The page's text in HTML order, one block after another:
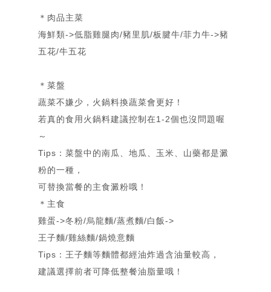
首頁
關「余」
Blog
Gallery
簡歷
Resume
Contact
＊ 肉品主菜
海鮮類->低脂雞腿肉/豬里肌/板腱牛/菲力牛->豬
五花/牛五花
＊ 菜盤
蔬菜不嫌少，火鍋料換蔬菜會更好！
若真的食用火鍋料建議控制在1-2個也沒問題喔
～
Tips：菜盤中的南瓜、地瓜、玉米、山藥都是澱
粉的一種，
可替換當餐的主食澱粉哦！
＊ 主食
雞蛋->冬粉/烏龍麵/蒸煮麵/白飯->
王子麵/雞絲麵/鍋燒意麵
Tips：王子麵等麵體都經油炸過含油量較高，
建議選擇前者可降低整餐油脂量哦！